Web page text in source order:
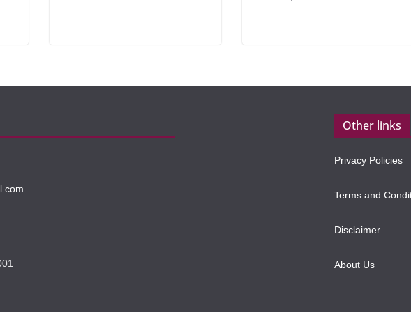
Other links
Privacy Policies
Terms and
Disclaimer
About Us